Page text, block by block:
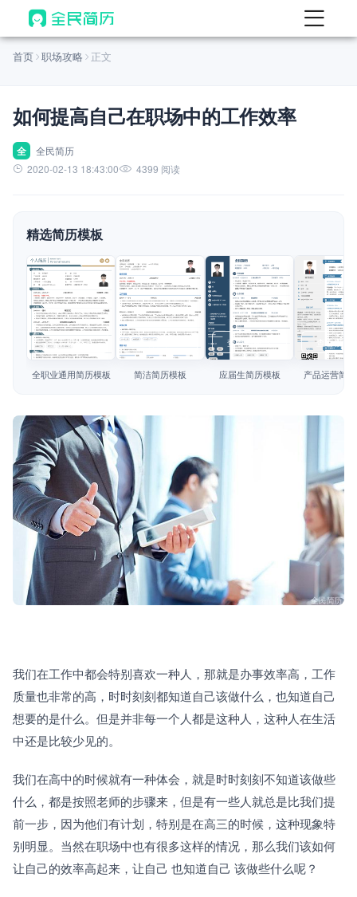
首页
AI 生成简历
AI 优化简历
AI 翻译简历
AI 模拟面试
面试自我介绍
AI 职场工具 New
简历模板
简历教程
首页 职场攻略 正文
如何提高自己在职场中的工作效率
全
全民简历
2020-02-13 18:43:00
4399 阅读
精选简历模板
查看模板
全职业通用简历模板
查看模板
简洁简历模板
查看模板
应届生简历模板
查看模板
产品运营简
我们在工作中都会特别喜欢一种人，那就是办事效率高，工作
质量也非常的高，时时刻刻都知道自己该做什么，也知道自己
想要的是什么。但是并非每一个人都是这种人，这种人在生活
中还是比较少见的。
我们在高中的时候就有一种体会，就是时时刻刻不知道该做些
什么，都是按照老师的步骤来，但是有一些人就总是比我们提
前一步，因为他们有计划，特别是在高三的时候，这种现象特
别明显。当然在职场中也有很多这样的情况，那么我们该如何
让自己的效率高起来，让自己 也知道自己 该做些什么呢？